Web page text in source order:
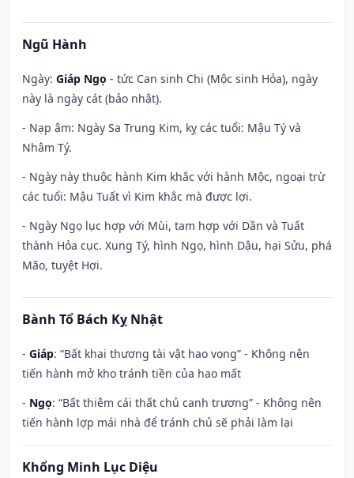
Ngũ Hành
Ngày: Giáp Ngọ - tức Can sinh Chi (Mộc sinh Hỏa), ngày
này là ngày cát (bảo nhật).
- Nạp âm: Ngày Sa Trung Kim, kỵ các tuổi: Mậu Tý và
Nhâm Tý.
- Ngày này thuộc hành Kim khắc với hành Mộc, ngoại trừ
các tuổi: Mậu Tuất vì Kim khắc mà được lợi.
- Ngày Ngọ lục hợp với Mùi, tam hợp với Dần và Tuất
thành Hỏa cục. Xung Tý, hình Ngọ, hình Dậu, hại Sửu, phá
Mão, tuyệt Hợi.
Bành Tổ Bách Kỵ Nhật
- Giáp: “Bất khai thương tài vật hao vong” - Không nên
tiến hành mở kho tránh tiền của hao mất
- Ngọ: “Bất thiêm cái thất chủ canh trương” - Không nên
tiến hành lợp mái nhà để tránh chủ sẽ phải làm lại
Khổng Minh Lục Diệu